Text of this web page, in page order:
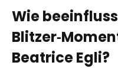
Wie
Beatrice Egli?